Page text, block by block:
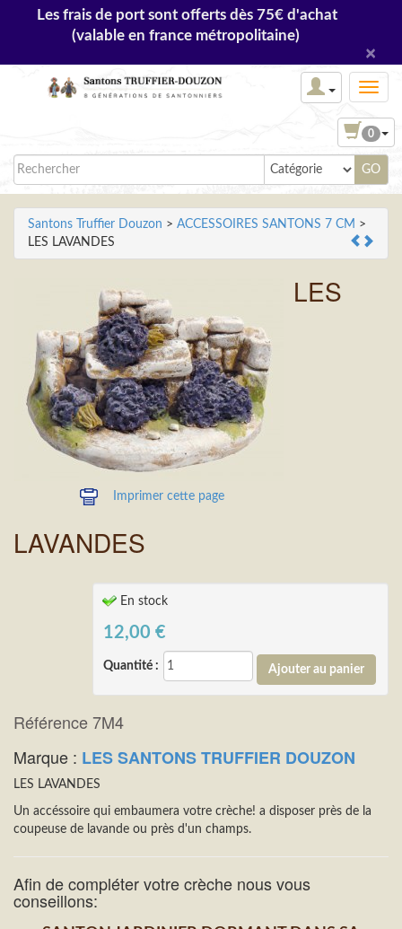
Les frais de port sont offerts dès 75€ d'achat
(valable en france métropolitaine)
×
0
Santons Truffier Douzon > ACCESSOIRES SANTONS 7 CM >
LES LAVANDES
Imprimer cette page
LES
LAVANDES
En stock
12,00 €
Quantité :
Référence 7M4
Marque : LES SANTONS TRUFFIER DOUZON
LES LAVANDES
Un accéssoire qui embaumera votre crèche! a disposer près de la
coupeuse de lavande ou près d'un champs.
Afin de compléter votre crèche nous vous
conseillons: